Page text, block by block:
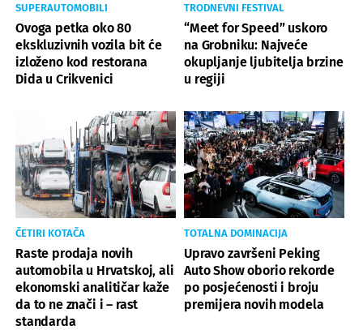
SUPERAUTOMOBILI
Ovoga petka oko 80
ekskluzivnih vozila bit će
izloženo kod restorana
Dida u Crikvenici
TRODNEVNI FESTIVAL
“Meet for Speed” uskoro
na Grobniku: Najveće
okupljanje ljubitelja brzine
u regiji
ČETIRI KOTAČA
Raste prodaja novih
automobila u Hrvatskoj, ali
ekonomski analitičar kaže
da to ne znači i – rast
standarda
TOTALNA DOMINACIJA
Upravo završeni Peking
Auto Show oborio rekorde
po posjećenosti i broju
premijera novih modela